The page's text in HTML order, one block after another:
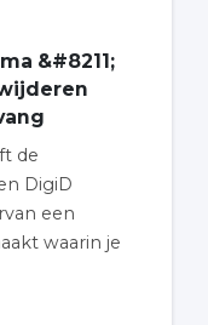
&#8211;
de
DigiD
een
waarin je